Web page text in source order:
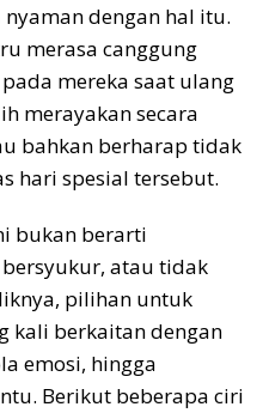
dengan hal itu.
merasa canggung
mereka saat ulang
merayakan secara
bahkan berharap tidak
hari spesial tersebut.
bukan berarti
atau tidak
pilihan untuk
kali berkaitan dengan
emosi, hingga
Berikut beberapa ciri